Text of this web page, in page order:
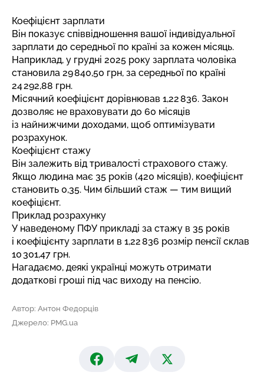
Коефіцієнт зарплати
Він показує співвідношення вашої індивідуальної
зарплати до середньої по країні за кожен місяць.
Наприклад, у грудні 2025 року зарплата чоловіка
становила 29 840,50 грн, за середньої по країні
24 292,88 грн.
Місячний коефіцієнт дорівнював 1,22 836. Закон
дозволяє не враховувати до 60 місяців
із найнижчими доходами, щоб оптимізувати
розрахунок.
Коефіцієнт стажу
Він залежить від тривалості страхового стажу.
Якщо людина має 35 років (420 місяців), коефіцієнт
становить 0,35. Чим більший стаж — тим вищий
коефіцієнт.
Приклад розрахунку
У наведеному ПФУ прикладі за стажу в 35 років
і коефіцієнту зарплати в 1,22 836 розмір пенсії склав
10 301,47 грн.
Нагадаємо, деякі українці можуть отримати
додаткові гроші під час виходу на пенсію.
Автор: Антон Федорців
Джерело: PMG.ua